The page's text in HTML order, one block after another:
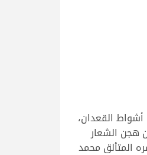
القعدان،
هجن الشعار
المتألق محمد